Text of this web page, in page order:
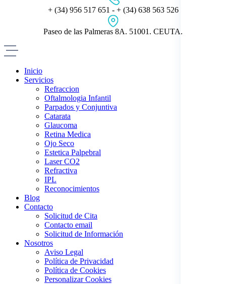
+ (34) 956 517 651 - + (34) 638 563 526
Paseo de las Palmeras 8A. 51001. CEUTA.
Inicio
Servicios
Refraccion
Oftalmologia Infantil
Parpados y Conjuntiva
Catarata
Glaucoma
Retina Medica
Ojo Seco
Estetica Palpebral
Laser CO2
Refractiva
IPL
Reconocimientos
Blog
Contacto
Solicitud de Cita
Contacto email
Solicitud de Información
Nosotros
Aviso Legal
Política de Privacidad
Política de Cookies
Personalizar Cookies